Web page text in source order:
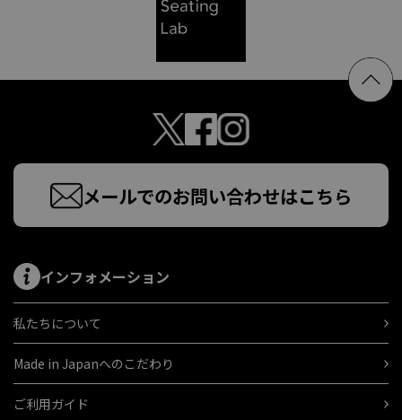
メールでのお問い合わせはこちら
インフォメーション
私たちについて
Made in Japanへのこだわり
ご利用ガイド